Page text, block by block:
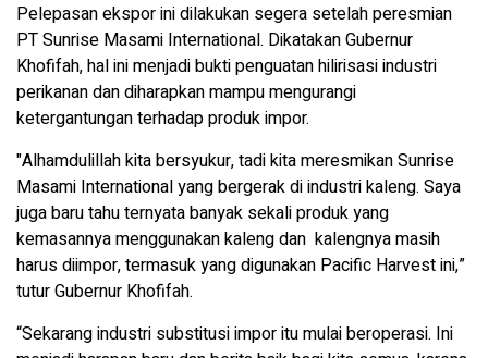
Pelepasan ekspor ini dilakukan segera setelah peresmian
PT Sunrise Masami International. Dikatakan Gubernur
Khofifah, hal ini menjadi bukti penguatan hilirisasi industri
perikanan dan diharapkan mampu mengurangi
ketergantungan terhadap produk impor.
"Alhamdulillah kita bersyukur, tadi kita meresmikan Sunrise
Masami International yang bergerak di industri kaleng. Saya
juga baru tahu ternyata banyak sekali produk yang
kemasannya menggunakan kaleng dan kalengnya masih
harus diimpor, termasuk yang digunakan Pacific Harvest ini,”
tutur Gubernur Khofifah.
“Sekarang industri substitusi impor itu mulai beroperasi. Ini